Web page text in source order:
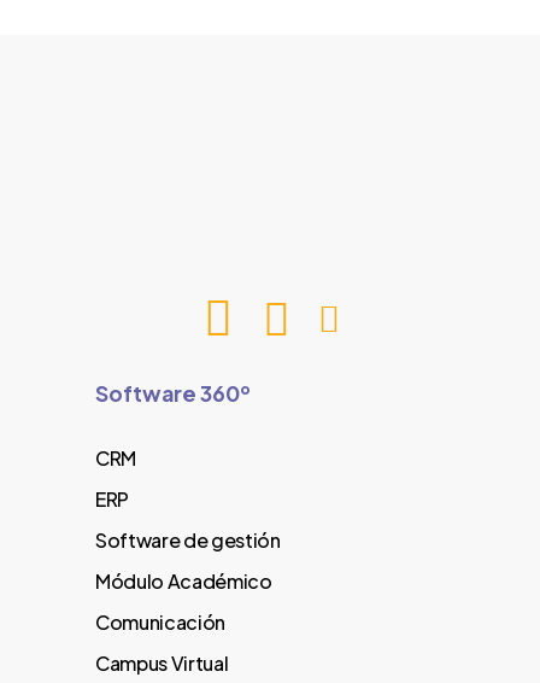
Software 360º
CRM
ERP
Software de gestión
Módulo Académico
Comunicación
Campus Virtual